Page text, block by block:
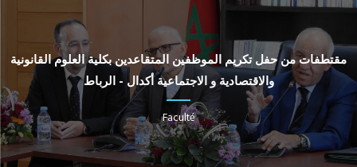
مقتطفات من حفل تكريم الموظفين المتقاعدين بكلية العلوم القانونية
والاقتصادية و الاجتماعية أكدال - الرباط
Faculté